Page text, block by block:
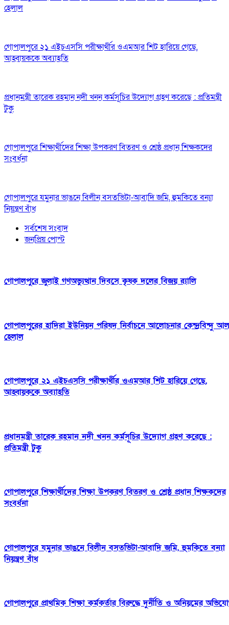
হেলাল
গোপালপুরে ২১ এইচএসসি পরীক্ষার্থীর ওএমআর শিট হারিয়ে গেছে,
আহ্বায়ককে অব্যাহতি
প্রধানমন্ত্রী তারেক রহমান নদী খনন কর্মসূচির উদ্যোগ গ্রহণ করেছে : প্রতিমন্ত্রী
টুকু
গোপালপুরে শিক্ষার্থীদের শিক্ষা উপকরণ বিতরণ ও শ্রেষ্ঠ প্রধান শিক্ষকদের
সংবর্ধনা
গোপালপুরে যমুনার ভাঙনে বিলীন বসতভিটা-আবাদি জমি, হুমকিতে বন্যা
নিয়ন্ত্রণ বাঁধ
সর্বশেষ সংবাদ
জনপ্রিয় পোস্ট
গোপালপুরে জুলাই গণঅভ্যুত্থান দিবসে কৃষক দলের বিজয় র‍্যালি
গোপালপুরের হাদিরা ইউনিয়ন পরিষদ নির্বাচনে আলোচনার কেন্দ্রবিন্দু আল
হেলাল
গোপালপুরে ২১ এইচএসসি পরীক্ষার্থীর ওএমআর শিট হারিয়ে গেছে,
আহ্বায়ককে অব্যাহতি
প্রধানমন্ত্রী তারেক রহমান নদী খনন কর্মসূচির উদ্যোগ গ্রহণ করেছে :
প্রতিমন্ত্রী টুকু
গোপালপুরে শিক্ষার্থীদের শিক্ষা উপকরণ বিতরণ ও শ্রেষ্ঠ প্রধান শিক্ষকদের
সংবর্ধনা
গোপালপুরে যমুনার ভাঙনে বিলীন বসতভিটা-আবাদি জমি, হুমকিতে বন্যা
নিয়ন্ত্রণ বাঁধ
গোপালপুরে প্রাথমিক শিক্ষা কর্মকর্তার বিরুদ্ধে দুর্নীতি ও অনিয়মের